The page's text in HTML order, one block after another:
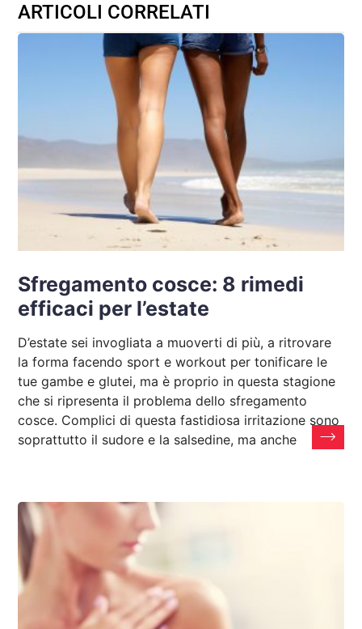
ARTICOLI CORRELATI
Sfregamento cosce: 8 rimedi
efficaci per l’estate
D’estate sei invogliata a muoverti di più, a ritrovare
la forma facendo sport e workout per tonificare le
tue gambe e glutei, ma è proprio in questa stagione
che si ripresenta il problema dello sfregamento
cosce. Complici di questa fastidiosa irritazione sono
soprattutto il sudore e la salsedine, ma anche